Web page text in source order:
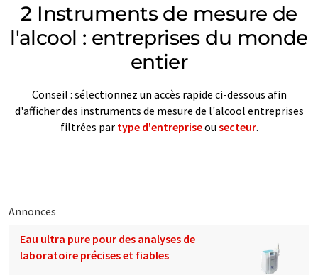
2 Instruments de mesure de
l'alcool : entreprises du monde
entier
Conseil : sélectionnez un accès rapide ci-dessous afin
d'afficher des instruments de mesure de l'alcool entreprises
filtrées par type d'entrepriseou secteur.
Annonces
Eau ultra pure pour des analyses de
laboratoire précises et fiables